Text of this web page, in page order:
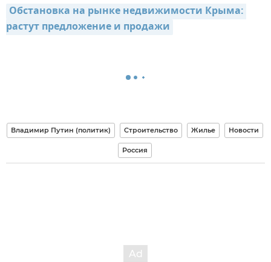
Обстановка на рынке недвижимости Крыма:
растут предложение и продажи
Владимир Путин (политик) Строительство Жилье Новости
Россия